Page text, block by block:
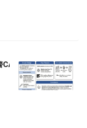
T“炎症风暴”，多发